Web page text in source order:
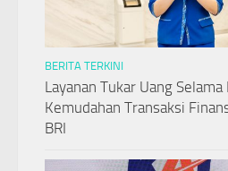
BERITA TERKINI
Layanan Tukar Uang Selama
Kemudahan Transaksi
BRI